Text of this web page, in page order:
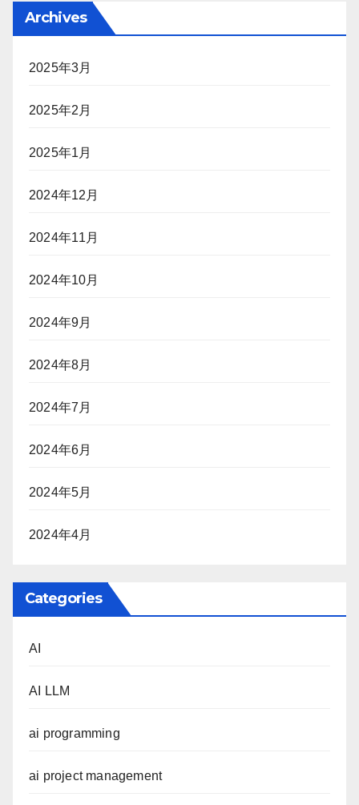
Archives
2025年3月
2025年2月
2025年1月
2024年12月
2024年11月
2024年10月
2024年9月
2024年8月
2024年7月
2024年6月
2024年5月
2024年4月
Categories
AI
AI LLM
ai programming
ai project management